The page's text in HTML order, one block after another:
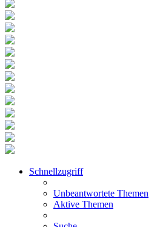
Schnellzugriff
Unbeantwortete Themen
Aktive Themen